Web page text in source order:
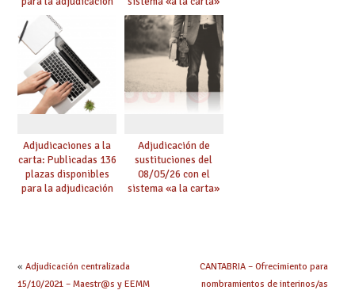
de mañana y abierto
plazo de solicitudes
conseguido con el
Acuerdo de Mejoras
Adjudicaciones a la
carta: Publicadas 136
plazas disponibles
para la adjudicación
Adjudicación de
sustituciones del
08/05/26 con el
sistema «a la carta»
« Adjudicación centralizada
15/10/2021 – Maestr@s y EEMM
CANTABRIA – Ofrecimiento para
nombramientos de interinos/as